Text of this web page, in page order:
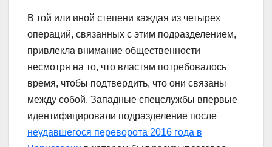
В той или иной степени каждая из четырех
операций, связанных с этим подразделением,
привлекла внимание общественности
несмотря на то, что властям потребовалось
время, чтобы подтвердить, что они связаны
между собой. Западные спецслужбы впервые
идентифицировали подразделение после
неудавшегося переворота 2016 года в